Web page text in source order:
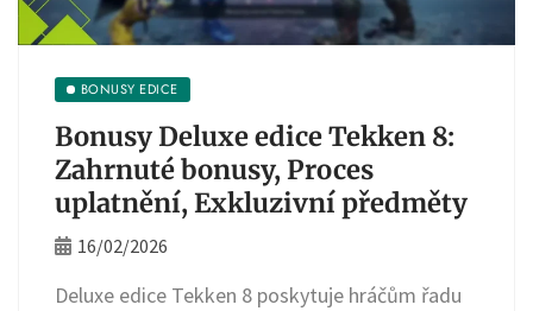
BONUSY EDICE
Bonusy Deluxe edice Tekken 8:
Zahrnuté bonusy, Proces
uplatnění, Exkluzivní předměty
16/02/2026
Deluxe edice Tekken 8 poskytuje hráčům řadu